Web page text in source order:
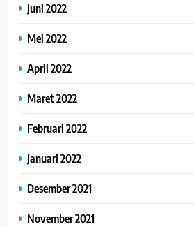
Juni 2022
Mei 2022
April 2022
Maret 2022
Februari 2022
Januari 2022
Desember 2021
November 2021